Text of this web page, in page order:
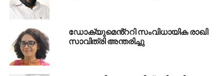
RELATED TOPICS:
UP NEXT
കെ രാധാകൃഷ്ണൻ എംപിയുടെ അമ്മ അന്തരിച്ചു
DON'T MISS
കോഴിക്കോട് മെഡിക്കല്‍ കോളജില്‍ റാഗിങ്; 11
ഡോക്യുമെൻ്ററി സംവിധായിക രാഖി
സാവിത്രി അന്തരിച്ചു